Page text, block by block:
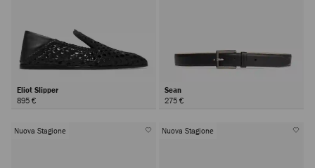
Eliot Slipper
895 €
Sean
275 €
Nuova Stagione Nuova Stagione